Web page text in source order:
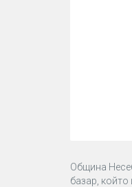
Община
базар,